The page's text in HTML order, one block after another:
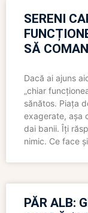
SERENI
SĂ
Dacă ai ajuns
„chiar
sănătos. Piața
exagerate, așa
dai banii. Îți
nimic. Ce face și
PĂR ALB: